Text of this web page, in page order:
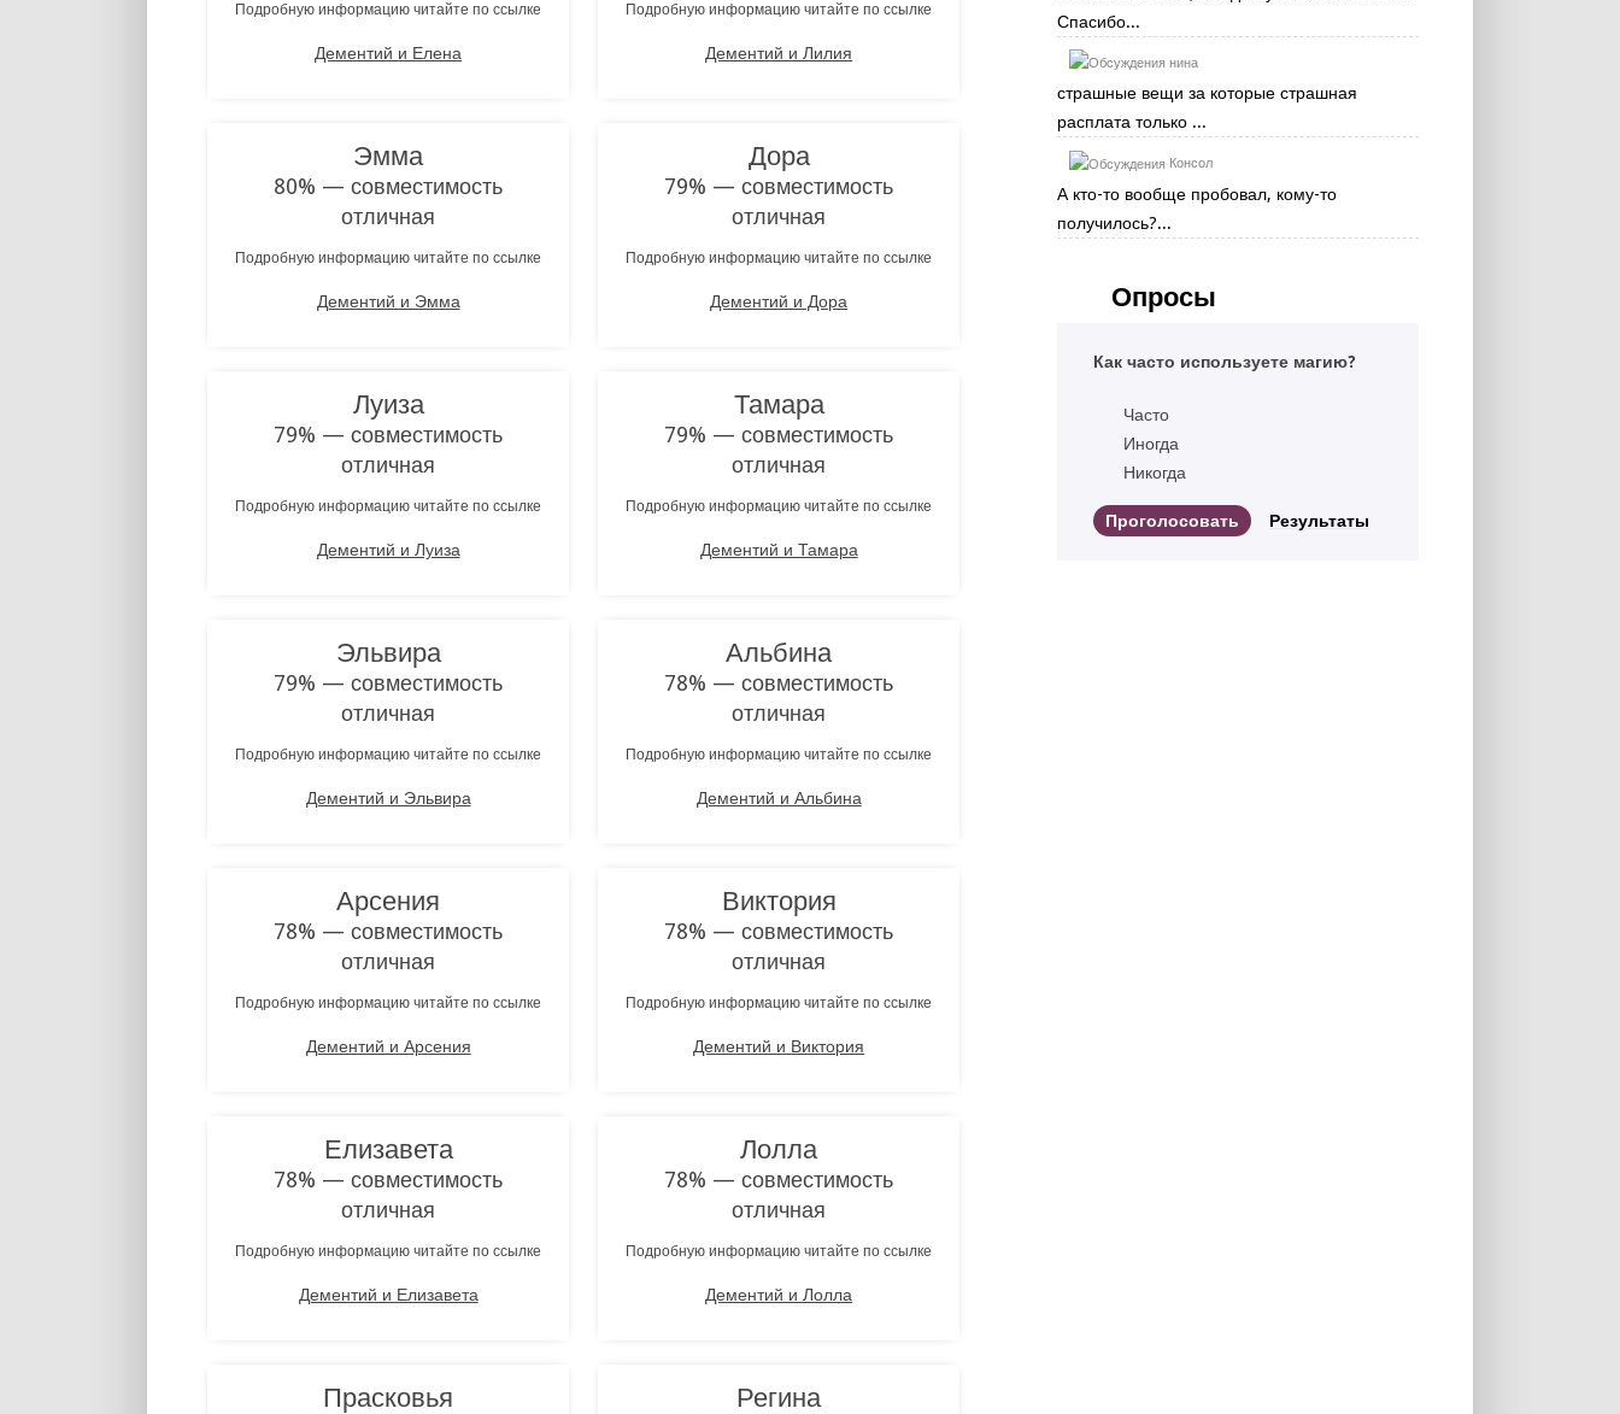
Подробную информацию читайте по ссылке
Дементий и Елена
Подробную информацию читайте по ссылке
Дементий и Лилия
Эмма
80% — совместимость
отличная
Подробную информацию читайте по ссылке
Дементий и Эмма
Дора
79% — совместимость
отличная
Подробную информацию читайте по ссылке
Дементий и Дора
Луиза
79% — совместимость
отличная
Подробную информацию читайте по ссылке
Дементий и Луиза
Тамара
79% — совместимость
отличная
Подробную информацию читайте по ссылке
Дементий и Тамара
Эльвира
79% — совместимость
отличная
Подробную информацию читайте по ссылке
Дементий и Эльвира
Альбина
78% — совместимость
отличная
Подробную информацию читайте по ссылке
Дементий и Альбина
Арсения
78% — совместимость
отличная
Подробную информацию читайте по ссылке
Дементий и Арсения
Виктория
78% — совместимость
отличная
Подробную информацию читайте по ссылке
Дементий и Виктория
Елизавета
78% — совместимость
отличная
Подробную информацию читайте по ссылке
Дементий и Елизавета
Лолла
78% — совместимость
отличная
Подробную информацию читайте по ссылке
Дементий и Лолла
Прасковья Регина
Спасибо...
нина
страшные вещи за которые страшная
расплата только ...
Консол
А кто-то вообще пробовал, кому-то
получилось?...
Опросы
Как часто используете магию?
Часто
Иногда
Никогда
Результаты